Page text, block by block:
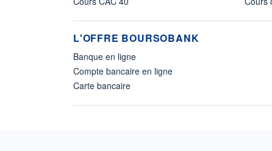
L'OFFRE BOURSOBANK
Banque en ligne
Compte bancaire en ligne
Carte bancaire